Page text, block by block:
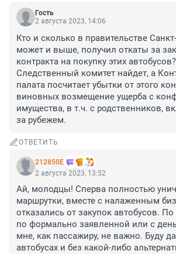
Гость
2 августа 2023, 14:06
Кто и сколько в правительстве
может и выше, получил откаты за
контракта на покупку этих
Следственный комитет найдет, а
палата посчитает убытки от этого
виновных возмещение ущерба с
имущества, в т.ч. с родственников,
за рубежем.
ОТВЕТИТЬ
212850Е
2 августа 2023, 13:52
Ай, молодцы! Сперва полностью
маршрутки, вместе с налаженным
отказались от закупок автобусов.
по формально заявленной или с
мне, как пассажиру, не важно. Буду
автобусах и без какой-либо